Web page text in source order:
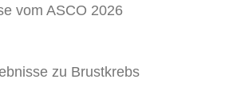
vom ASCO 2026
zu Brustkrebs